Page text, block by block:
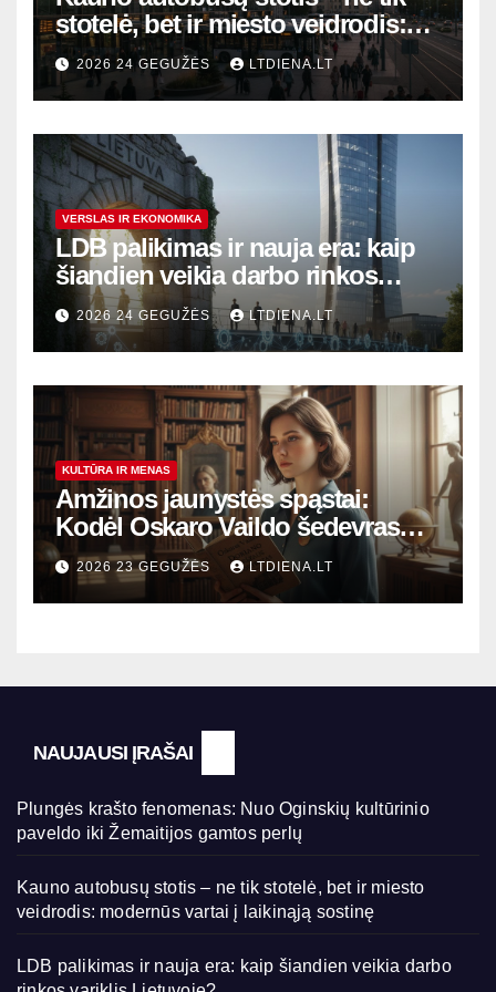
stotelė, bet ir miesto veidrodis:
modernūs vartai į laikinąją
sostinę
2026 24 GEGUŽĖS LTDIENA.LT
VERSLAS IR EKONOMIKA
LDB palikimas ir nauja era: kaip
šiandien veikia darbo rinkos
variklis Lietuvoje?
2026 24 GEGUŽĖS LTDIENA.LT
KULTŪRA IR MENAS
Amžinos jaunystės spąstai:
Kodėl Oskaro Vaildo šedevras
šiandien aktualesnis nei bet
kada?
2026 23 GEGUŽĖS LTDIENA.LT
NAUJAUSI ĮRAŠAI
Plungės krašto fenomenas: Nuo Oginskių kultūrinio
paveldo iki Žemaitijos gamtos perlų
Kauno autobusų stotis – ne tik stotelė, bet ir miesto
veidrodis: modernūs vartai į laikinąją sostinę
LDB palikimas ir nauja era: kaip šiandien veikia darbo